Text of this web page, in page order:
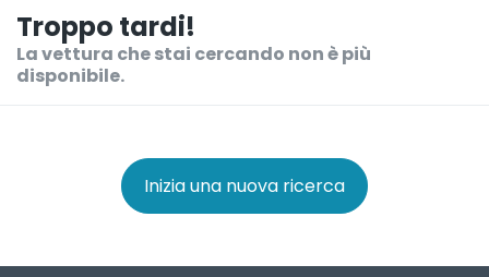
Troppo tardi!
La vettura che stai cercando non è più
disponibile.
Inizia una nuova ricerca